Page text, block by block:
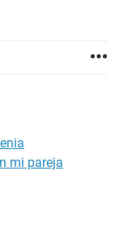
mi pareja